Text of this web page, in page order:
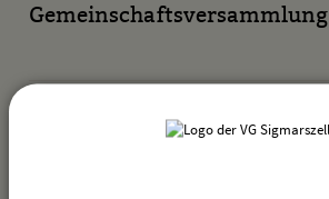
Gemeinschaftsversammlung